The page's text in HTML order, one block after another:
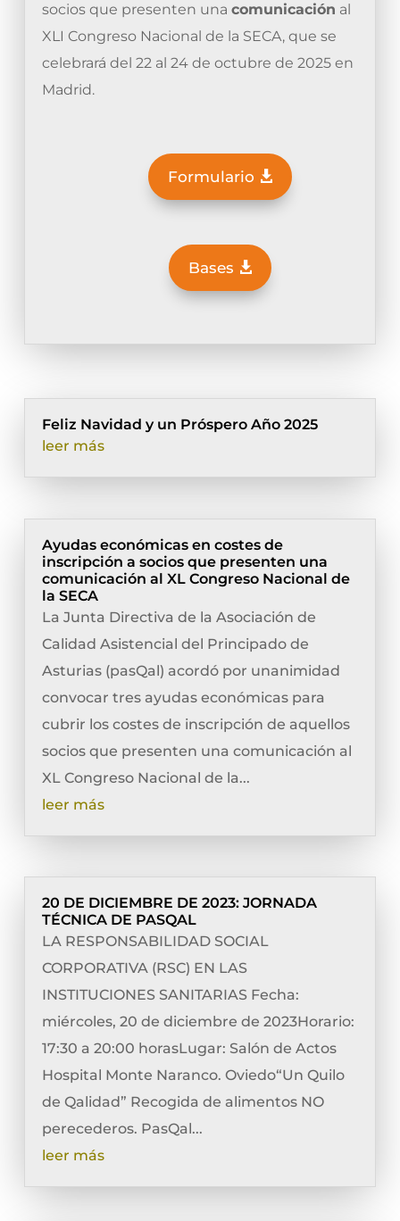
socios que presenten una comunicación al
XLI Congreso Nacional de la SECA, que se
celebrará del 22 al 24 de octubre de 2025 en
Madrid.
Formulario
Bases
Feliz Navidad y un Próspero Año 2025
leer más
Ayudas económicas en costes de
inscripción a socios que presenten una
comunicación al XL Congreso Nacional de
la SECA
La Junta Directiva de la Asociación de
Calidad Asistencial del Principado de
Asturias (pasQal) acordó por unanimidad
convocar tres ayudas económicas para
cubrir los costes de inscripción de aquellos
socios que presenten una comunicación al
XL Congreso Nacional de la...
leer más
20 DE DICIEMBRE DE 2023: JORNADA
TÉCNICA DE PASQAL
LA RESPONSABILIDAD SOCIAL
CORPORATIVA (RSC) EN LAS
INSTITUCIONES SANITARIAS Fecha:
miércoles, 20 de diciembre de 2023Horario:
17:30 a 20:00 horasLugar: Salón de Actos
Hospital Monte Naranco. Oviedo“Un Quilo
de Qalidad” Recogida de alimentos NO
perecederos. PasQal...
leer más